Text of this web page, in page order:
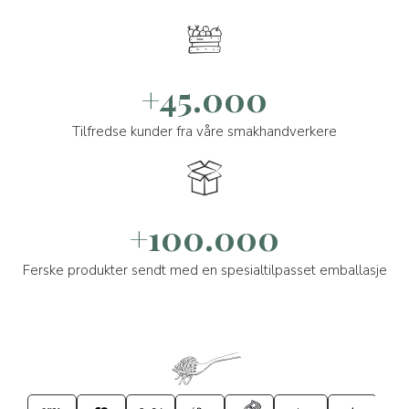
+45.000
Tilfredse kunder fra våre smakhandverkere
+100.000
Ferske produkter sendt med en spesialtilpasset emballasje